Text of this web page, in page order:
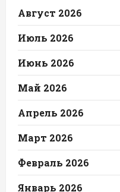
Август 2026
Июль 2026
Июнь 2026
Май 2026
Апрель 2026
Март 2026
Февраль 2026
Январь 2026